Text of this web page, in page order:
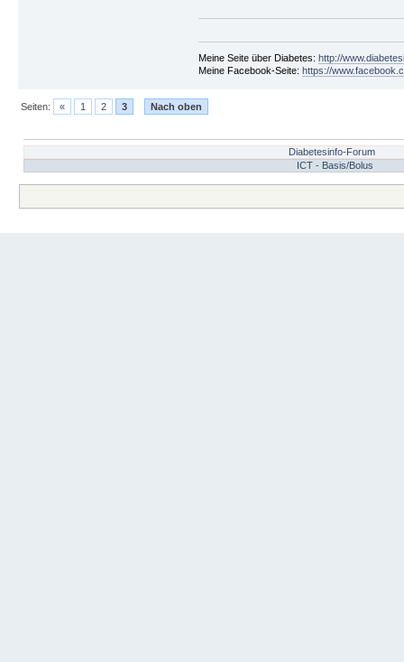
Meine Seite über Diabetes: http://
Meine Facebook-Seite: https://
Seiten: « 1 2 3 Nach oben
Diabetesinfo-Forum
ICT - Basis/Bolus